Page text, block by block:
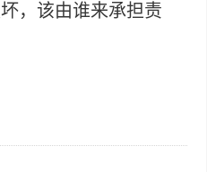
，该由谁来承担责